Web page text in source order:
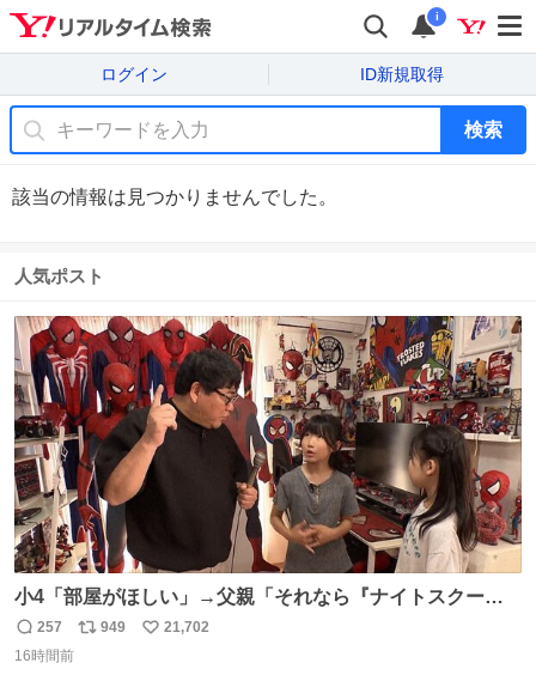
i
ログイン ID新規取得
検索
該当の情報は見つかりませんでした。
人気ポスト
小4「部屋がほしい」→父親「それなら『ナイトスクー
プ』に言え！無理やろけどな…」
oricon.co.jp/news/2472553/f… ⠀ 「父の部屋を奪いたい」
返
信
257
リ
949
い
21,702
16時間前